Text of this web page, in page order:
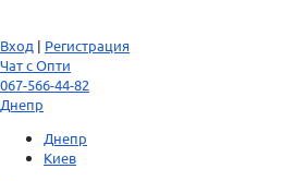
Вход | Регистрация
Чат с Опти
067-566-44-82
Днепр
Днепр
Киев